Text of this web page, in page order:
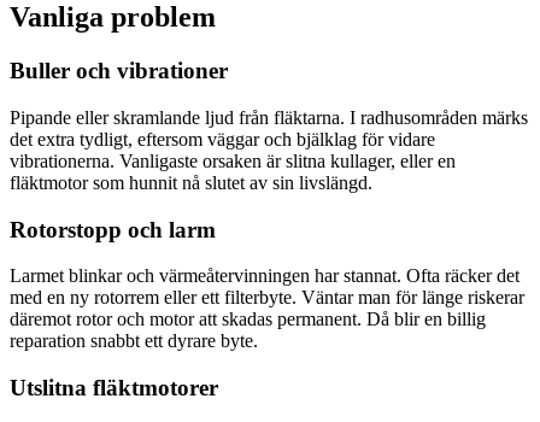
Vanliga problem
Buller och vibrationer
Pipande eller skramlande ljud från fläktarna. I radhusområden märks
det extra tydligt, eftersom väggar och bjälklag för vidare
vibrationerna. Vanligaste orsaken är slitna kullager, eller en
fläktmotor som hunnit nå slutet av sin livslängd.
Rotorstopp och larm
Larmet blinkar och värmeåtervinningen har stannat. Ofta räcker det
med en ny rotorrem eller ett filterbyte. Väntar man för länge riskerar
däremot rotor och motor att skadas permanent. Då blir en billig
reparation snabbt ett dyrare byte.
Utslitna fläktmotorer